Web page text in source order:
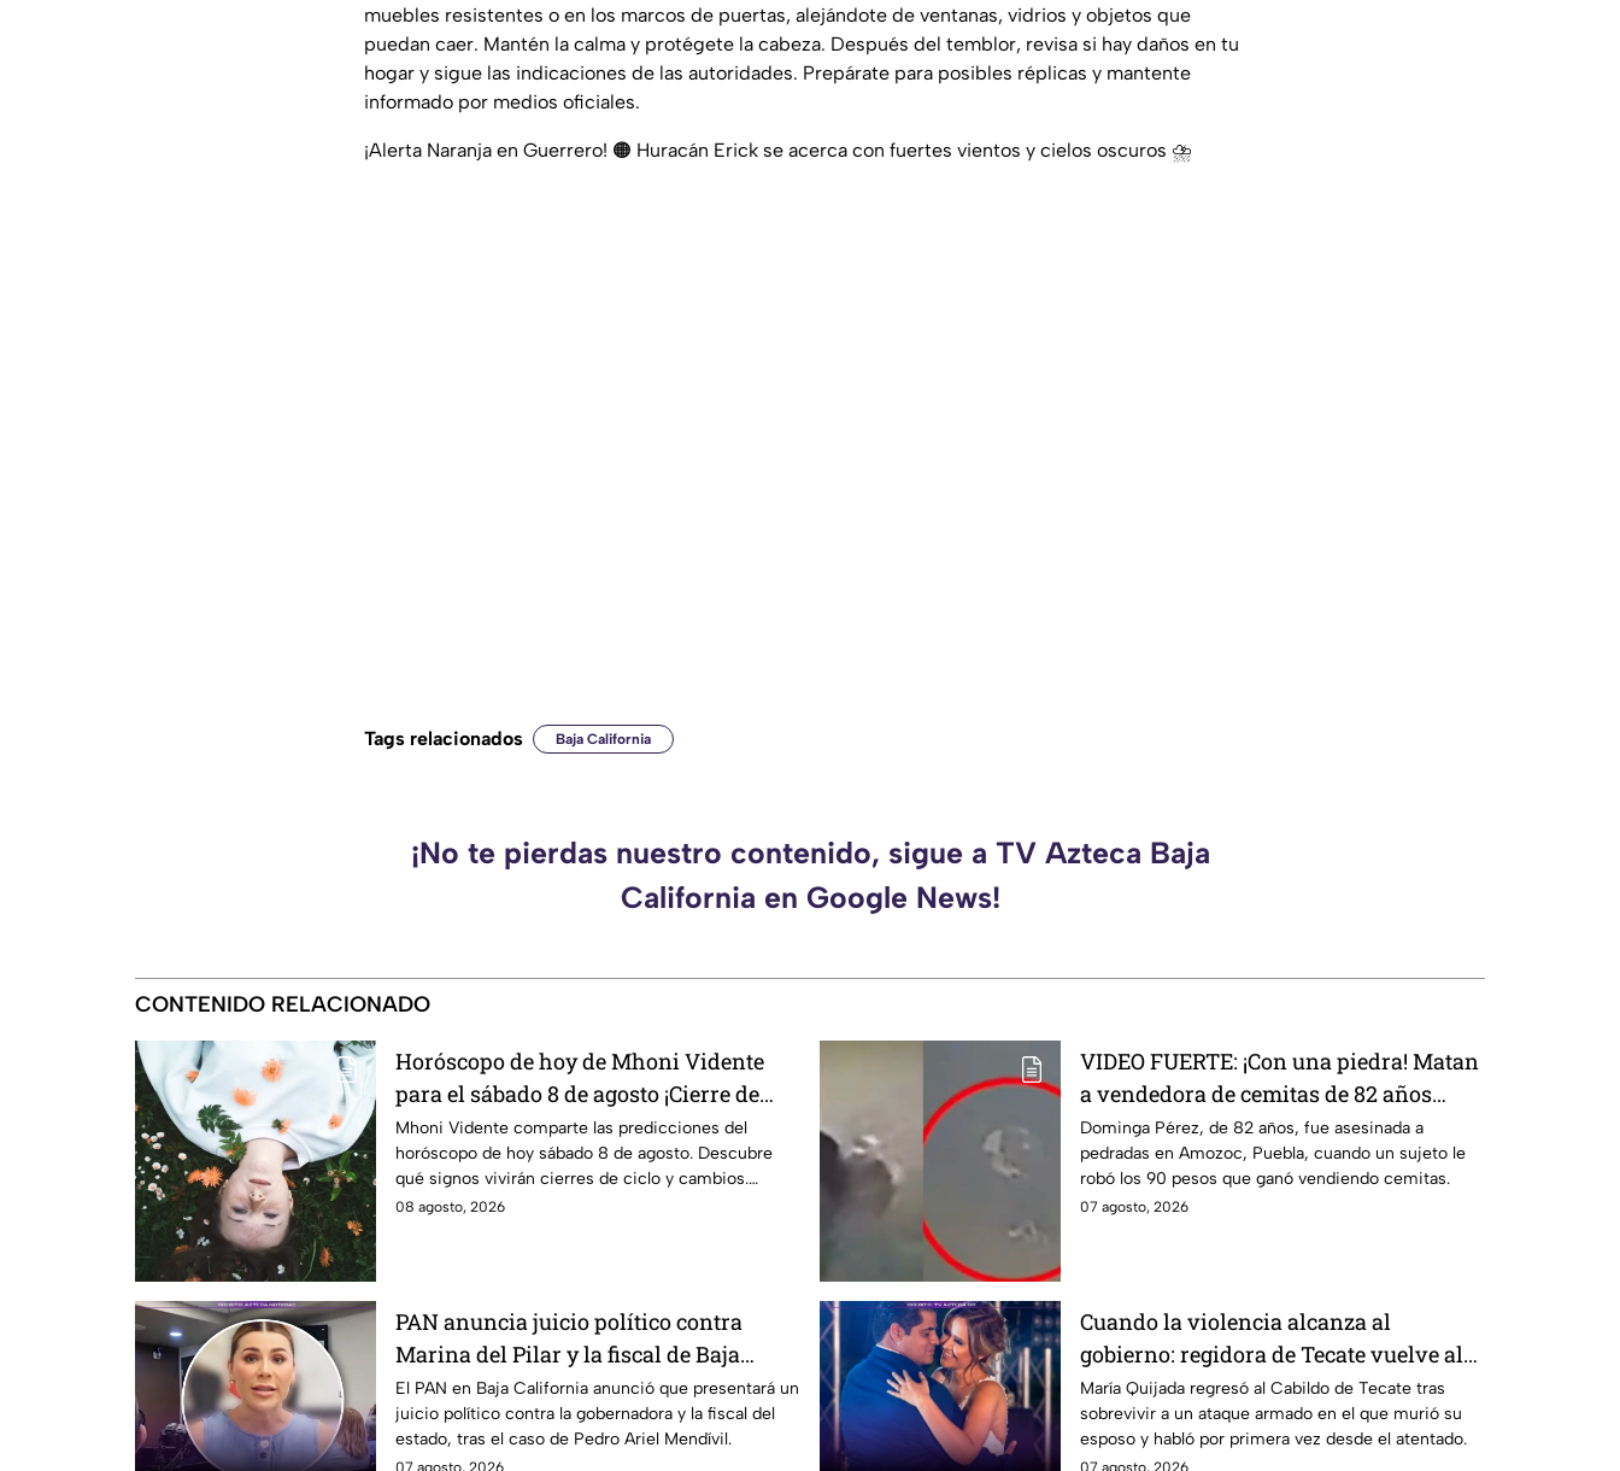
muebles resistentes o en los marcos de puertas, alejándote de ventanas, vidrios y objetos que
puedan caer. Mantén la calma y protégete la cabeza. Después del temblor, revisa si hay daños en tu
hogar y sigue las indicaciones de las autoridades. Prepárate para posibles réplicas y mantente
informado por medios oficiales.
¡Alerta Naranja en Guerrero! 🟠 Huracán Erick se acerca con fuertes vientos y cielos oscuros ⛈️
Tags relacionados Baja California
¡No te pierdas nuestro contenido, sigue a TV Azteca Baja
California en Google News!
CONTENIDO RELACIONADO
Horóscopo de hoy de Mhoni Vidente
para el sábado 8 de agosto ¡Cierre de
ciclo!
Mhoni Vidente comparte las predicciones del
horóscopo de hoy sábado 8 de agosto. Descubre
qué signos vivirán cierres de ciclo y cambios.
¿Estás listo?
08 agosto, 2026
VIDEO FUERTE: ¡Con una piedra! Matan
a vendedora de cemitas de 82 años
mientras iba a su casa
Dominga Pérez, de 82 años, fue asesinada a
pedradas en Amozoc, Puebla, cuando un sujeto le
robó los 90 pesos que ganó vendiendo cemitas.
07 agosto, 2026
PAN anuncia juicio político contra
Marina del Pilar y la fiscal de Baja
California
El PAN en Baja California anunció que presentará un
juicio político contra la gobernadora y la fiscal del
estado, tras el caso de Pedro Ariel Mendívil.
Cuando la violencia alcanza al
gobierno: regidora de Tecate vuelve al
Cabildo tras sobrevivir a un ataque
armado
María Quijada regresó al Cabildo de Tecate tras
sobrevivir a un ataque armado en el que murió su
esposo y habló por primera vez desde el atentado.